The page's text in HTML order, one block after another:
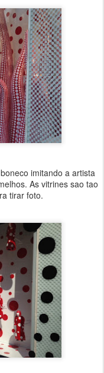
imitando a artista
As vitrines sao tao
tirar foto.